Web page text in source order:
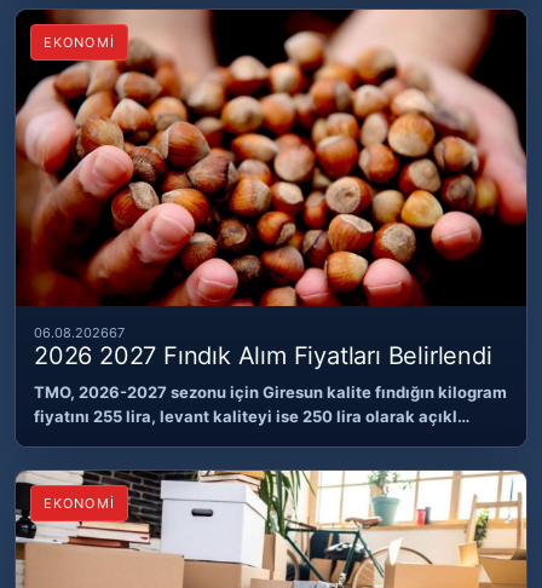
EKONOMİ
06.08.202667
2026 2027 Fındık Alım Fiyatları Belirlendi
TMO, 2026-2027 sezonu için Giresun kalite fındığın kilogram
fiyatını 255 lira, levant kaliteyi ise 250 lira olarak açıkl…
EKONOMİ